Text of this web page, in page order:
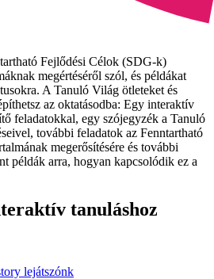
Fejlődési Célok (SDG-k)
megértéséről szól, és példákat
A Tanuló Világ ötleteket és
az oktatásodba: Egy interaktív
feladatokkal, egy szójegyzék a Tanuló
további feladatok az Fenntartható
megerősítésére és további
példák arra, hogyan kapcsolódik ez a
tanuláshoz
lejátszónk